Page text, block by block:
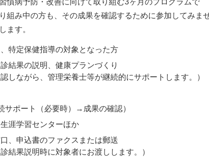
慣病予防・改善に向けて取り組む3ヶ月のプログラムで
組み中の方も、その成果を確認するために参加してみま
ます。
特定保健指導の対象となった方
結果の説明、健康プランづくり
しながら、管理栄養士等が継続的にサポートします。）
ポート（必要時）→成果の確認）
涯学習センターほか
、申込書のファクスまたは郵送
結果説明時に対象者にお渡しします。）